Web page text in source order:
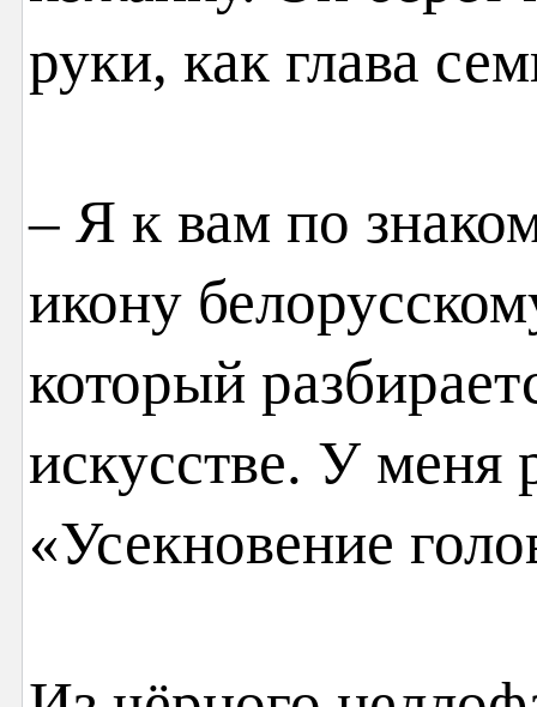
руки, как глава
– Я к вам по
икону
который
искусстве. У меня
«Усекновение